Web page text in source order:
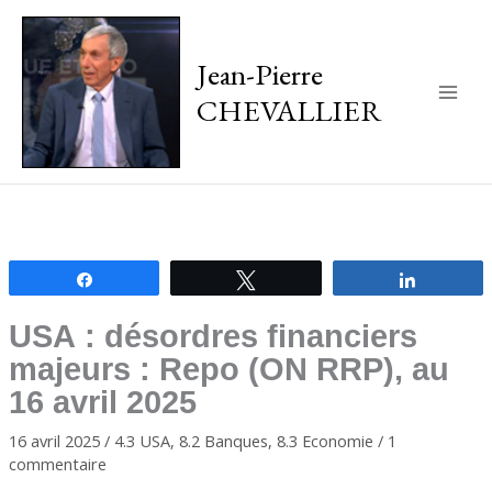
Jean-Pierre
CHEVALLIER
USA : désordres financiers
majeurs : Repo (ON RRP), au
16 avril 2025
16 avril 2025 / 4.3 USA, 8.2 Banques, 8.3 Economie / 1
commentaire